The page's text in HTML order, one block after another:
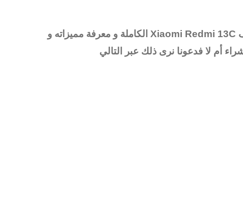
فتابعونا في هذا المقال لنتعرف على مواصفات هاتف Xiaomi Redmi 13C الكاملة و معرفة مميزاته و
أم لا فدعونا نرى ذلك عبر التالي